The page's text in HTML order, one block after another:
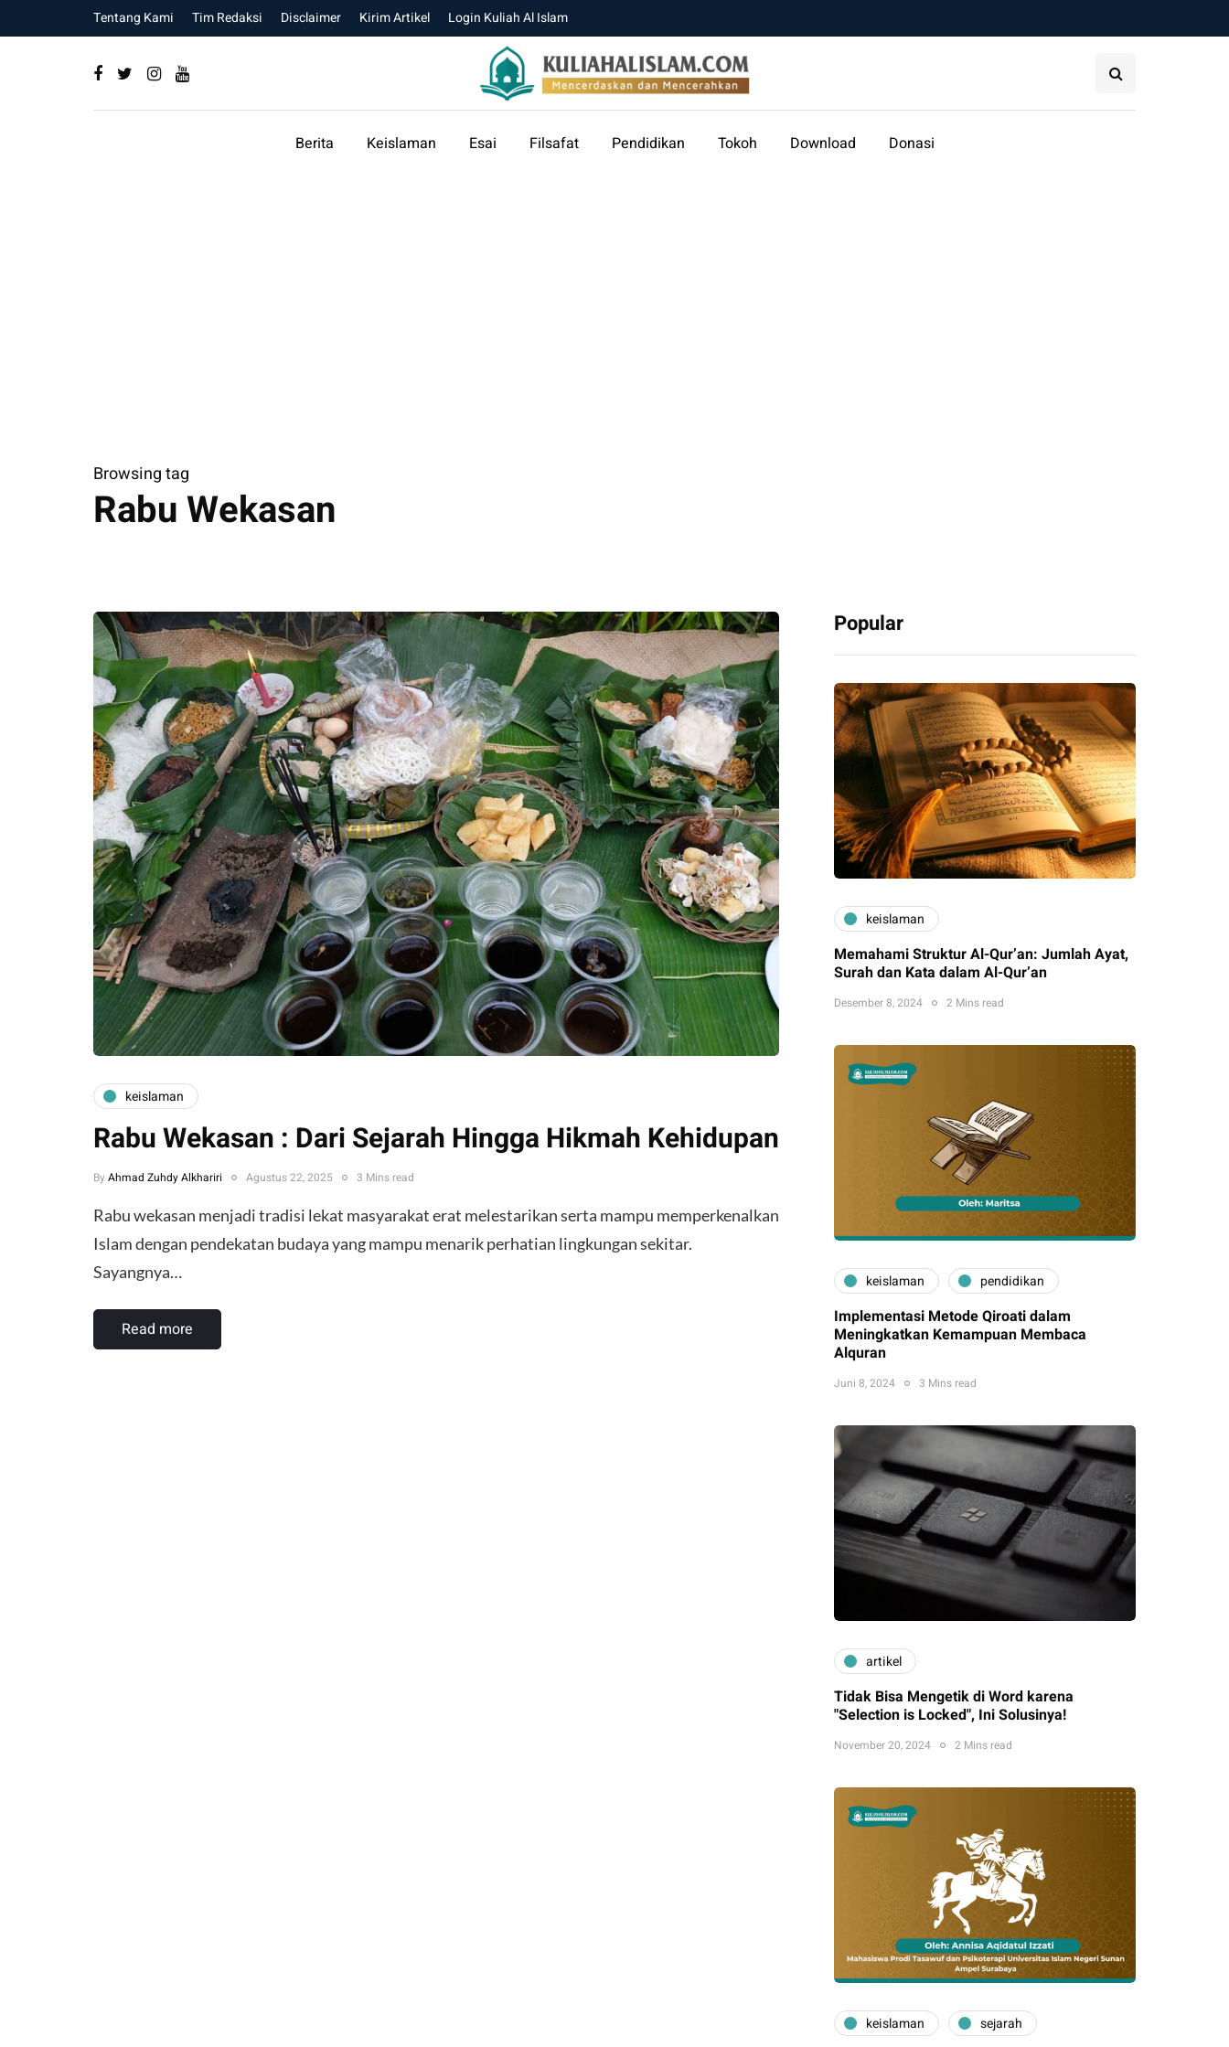
Tentang Kami Tim Redaksi Disclaimer Kirim Artikel Login Kuliah Al Islam
Berita Keislaman Esai Filsafat Pendidikan Tokoh Download Donasi
Browsing tag
Rabu Wekasan
keislaman
Rabu Wekasan : Dari Sejarah Hingga Hikmah Kehidupan
By Ahmad Zuhdy Alkhariri Agustus 22, 2025 3 Mins read
Rabu wekasan menjadi tradisi lekat masyarakat erat melestarikan serta mampu memperkenalkan
Islam dengan pendekatan budaya yang mampu menarik perhatian lingkungan sekitar.
Sayangnya…
Read more
Popular
keislaman
Memahami Struktur Al-Qur’an: Jumlah Ayat,
Surah dan Kata dalam Al-Qur’an
Desember 8, 2024 2 Mins read
keislaman pendidikan
Implementasi Metode Qiroati dalam
Meningkatkan Kemampuan Membaca
Alquran
Juni 8, 2024 3 Mins read
artikel
Tidak Bisa Mengetik di Word karena
"Selection is Locked", Ini Solusinya!
November 20, 2024 2 Mins read
keislaman sejarah